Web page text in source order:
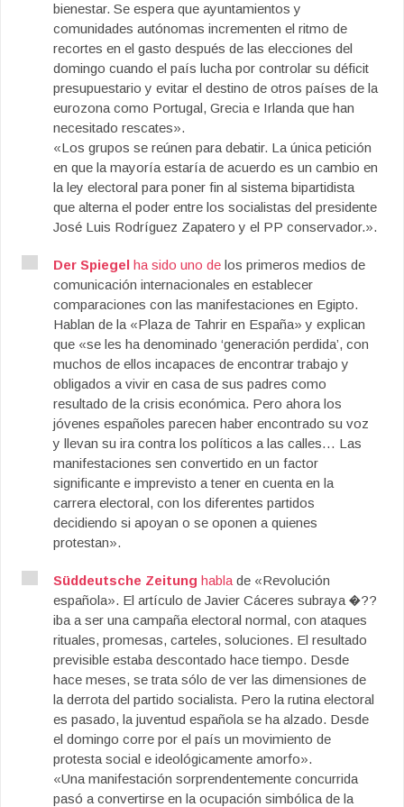
bienestar. Se espera que ayuntamientos y
comunidades autónomas incrementen el ritmo de
recortes en el gasto después de las elecciones del
domingo cuando el país lucha por controlar su déficit
presupuestario y evitar el destino de otros países de la
eurozona como Portugal, Grecia e Irlanda que han
necesitado rescates».
«Los grupos se reúnen para debatir. La única petición
en que la mayoría estaría de acuerdo es un cambio en
la ley electoral para poner fin al sistema bipartidista
que alterna el poder entre los socialistas del presidente
José Luis Rodríguez Zapatero y el PP conservador.».
Der Spiegel ha sido uno de los primeros medios de
comunicación internacionales en establecer
comparaciones con las manifestaciones en Egipto.
Hablan de la «Plaza de Tahrir en España» y explican
que «se les ha denominado ‘generación perdida’, con
muchos de ellos incapaces de encontrar trabajo y
obligados a vivir en casa de sus padres como
resultado de la crisis económica. Pero ahora los
jóvenes españoles parecen haber encontrado su voz
y llevan su ira contra los políticos a las calles… Las
manifestaciones sen convertido en un factor
significante e imprevisto a tener en cuenta en la
carrera electoral, con los diferentes partidos
decidiendo si apoyan o se oponen a quienes
protestan».
Süddeutsche Zeitung habla de «Revolución
española». El artículo de Javier Cáceres subraya �??
iba a ser una campaña electoral normal, con ataques
rituales, promesas, carteles, soluciones. El resultado
previsible estaba descontado hace tiempo. Desde
hace meses, se trata sólo de ver las dimensiones de
la derrota del partido socialista. Pero la rutina electoral
es pasado, la juventud española se ha alzado. Desde
el domingo corre por el país un movimiento de
protesta social e ideológicamente amorfo».
«Una manifestación sorprendentemente concurrida
pasó a convertirse en la ocupación simbólica de la